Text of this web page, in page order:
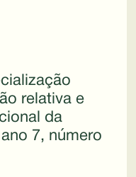
relativa e
da
7, número